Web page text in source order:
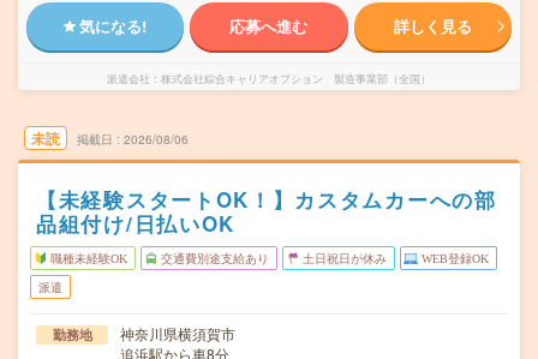
気になる! 応募へ進む 詳しく見る
派遣会社 株式会社綜合キャリアオプション 製造事業部（全国）
未読 掲載日 2026/08/06
【未経験スタートOK！】カスタムカーへの部
品組付け/日払いOK
職種未経験OK 交通費別途支給あり 土日祝日が休み WEB登録OK
派遣
勤務地
神奈川県横須賀市
追浜駅から車8分